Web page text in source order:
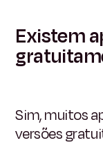
Existem
Sim, muitos
versões